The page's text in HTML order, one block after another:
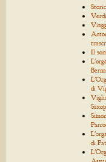
Il
di
di